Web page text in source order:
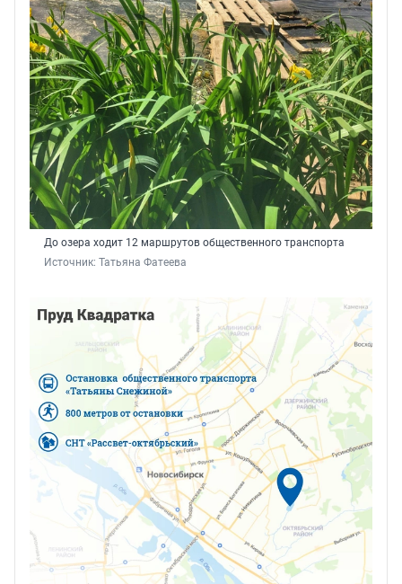
До озера ходит 12 маршрутов общественного транспорта
Источник: Татьяна Фатеева